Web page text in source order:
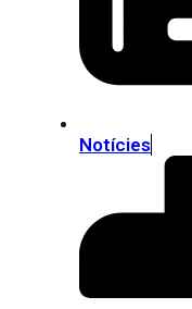
Notícies